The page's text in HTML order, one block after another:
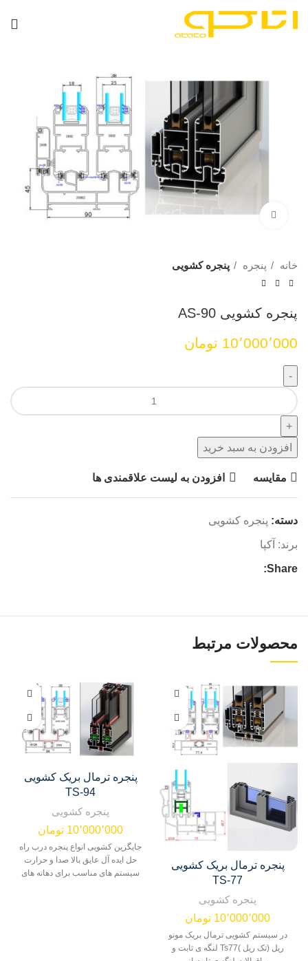
برای بزرگنمایی کلیک کنید
خانه پنجره پنجره کشویی
پنجره کشویی AS-90
10٬000٬000 تومان
پنجره کشویی AS-90 عدد
افزودن به سبد خرید
مقایسه افزودن به لیست علاقمندی ها
دسته: پنجره کشویی
برند: آکپا
Share:
محصولات مرتبط
پنجره ترمال بریک کشویی
TS-77
پنجره کشویی
10٬000٬000 تومان
در سیستم کشویی ترمال بریک مونو
ریل (تک ریل )Ts77 لنگه ی ثابت و
پنجره ترمال بریک کشویی
TS-94
پنجره کشویی
10٬000٬000 تومان
جایگزین کشویی انواع پنجره درب راه
حل ایده آل عایق بالا صدا و حرارت
سیستم های مناسب برای دهانه های